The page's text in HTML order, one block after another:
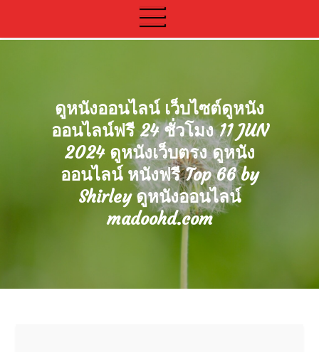
ดูหนังออนไลน์ เว็บไซต์ดูหนัง
ออนไลน์ฟรี 24 ชั่วโมง 11 JUN
2024 ดูหนังเว็บตรง ดูหนัง
ออนไลน์ หนังฟรี Top 66 by
Shirley ดูหนังออนไลน์
madoohd.com